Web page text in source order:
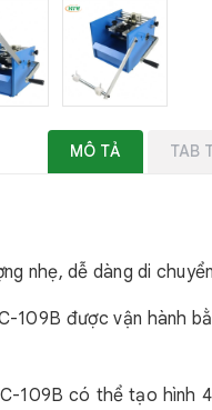
MÔ TẢ TAB
nhẹ, dễ dàng di
109B được vận hành
109B có thể tạo